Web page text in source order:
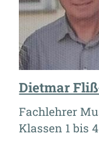
Dietmar
Fachlehrer
Klassen 1 bis 4